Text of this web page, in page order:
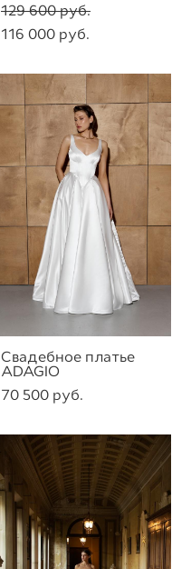
129 600 pуб.
116 000 pуб.
Свадебное платье
ADAGIO
70 500 pуб.